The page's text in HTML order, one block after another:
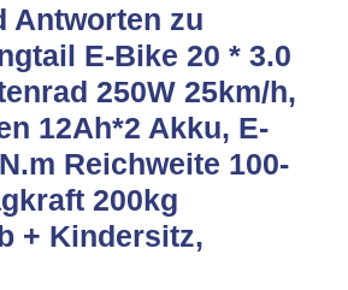
Antworten zu
E-Bike 20 * 3.0
250W 25km/h,
12Ah*2 Akku, E-
Reichweite 100-
200kg
+ Kindersitz,